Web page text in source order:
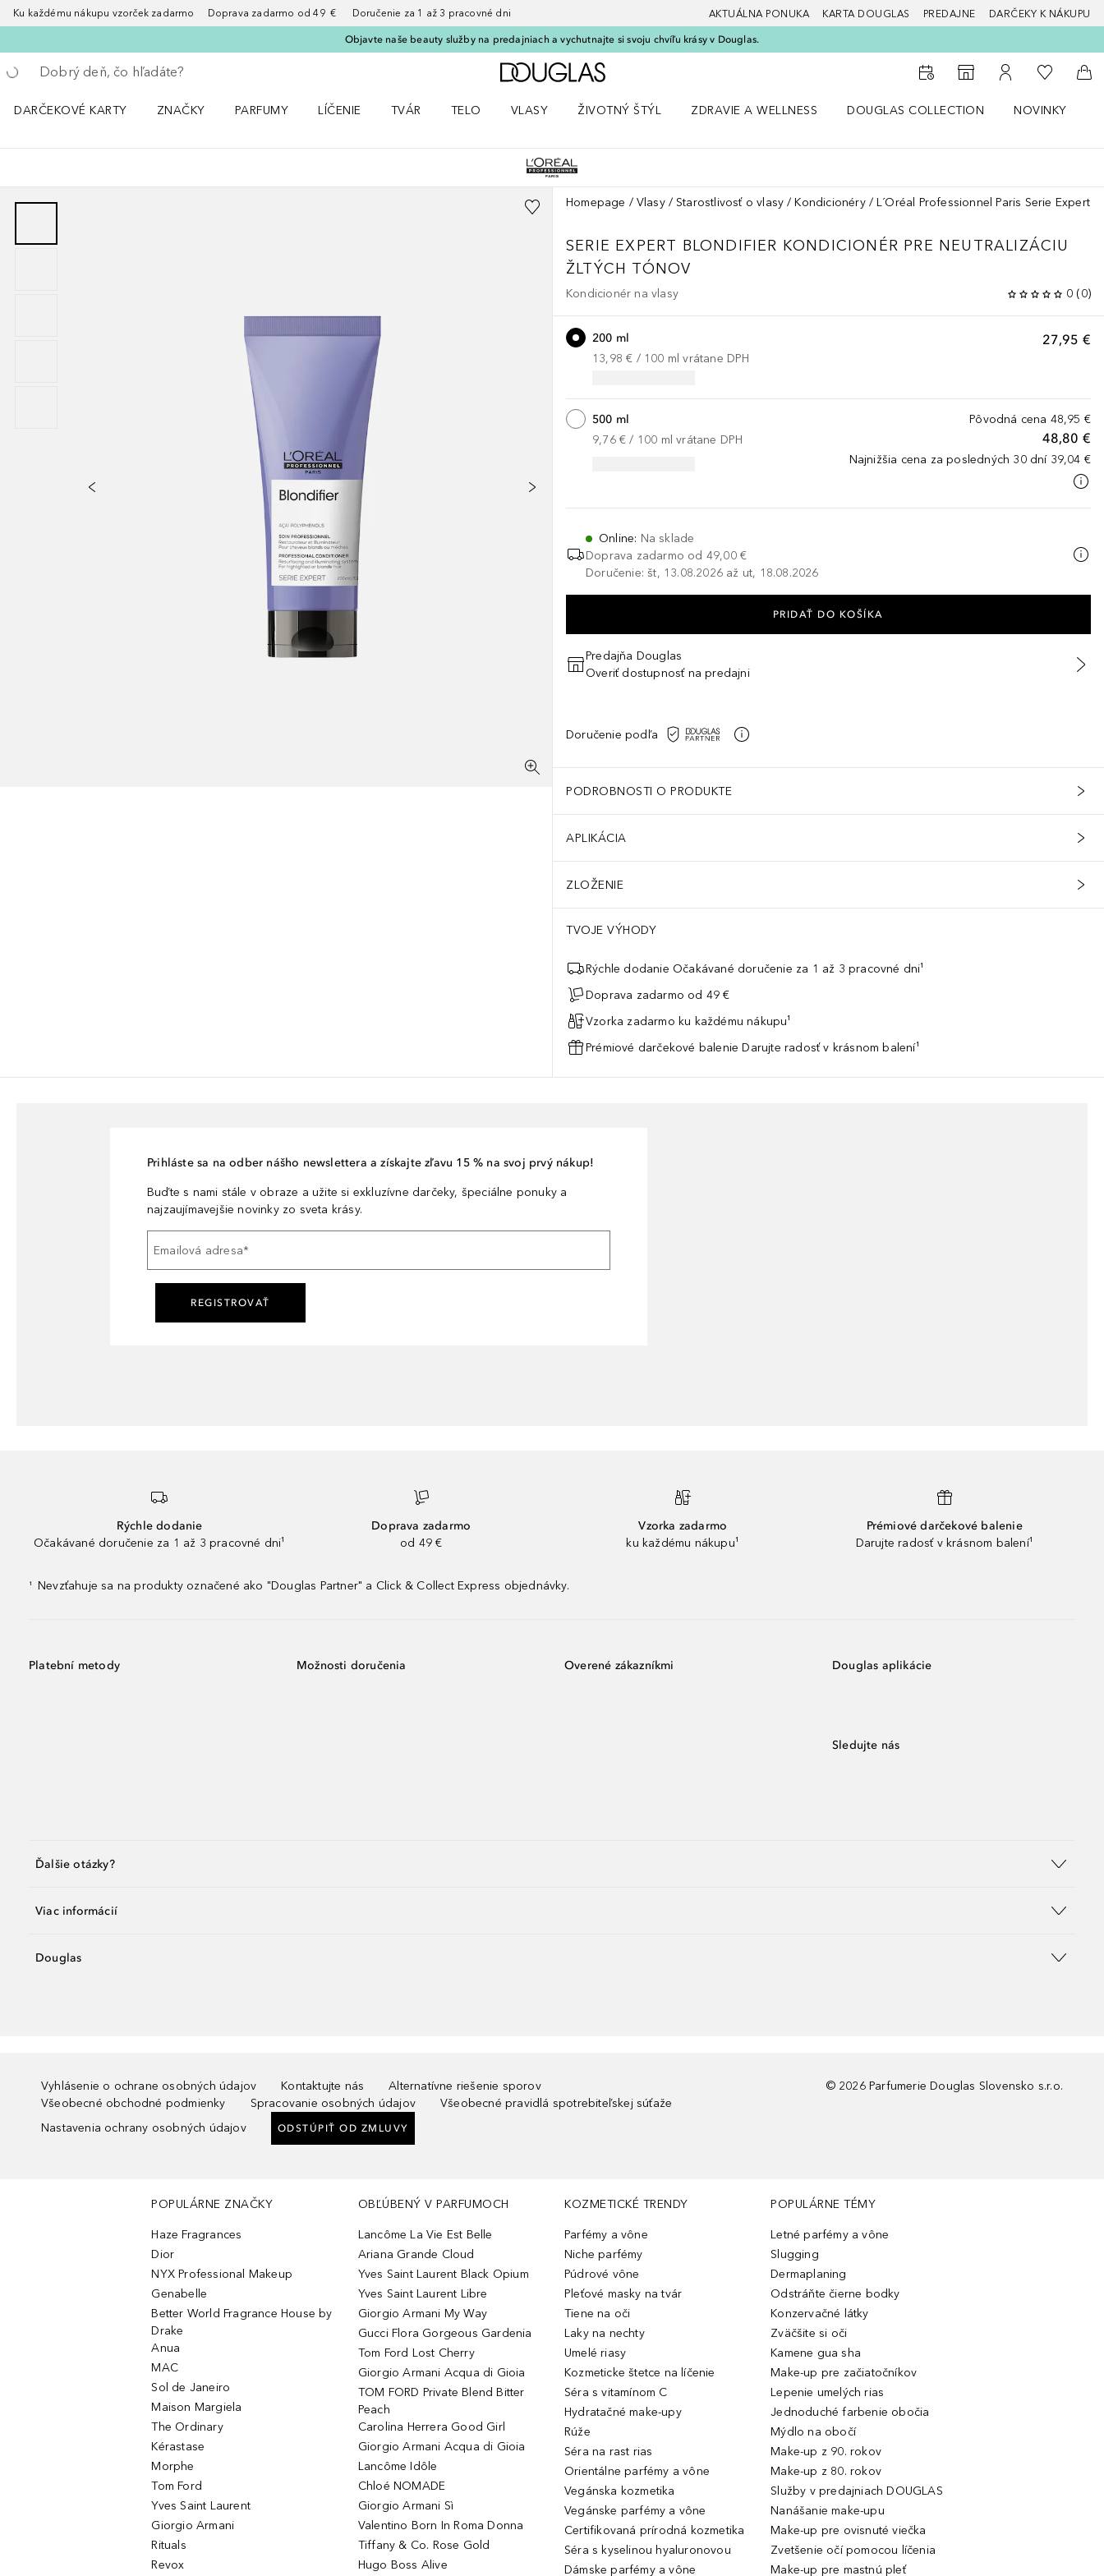
Ku každému nákupu vzorček zadarmo Doprava zadarmo od 49 € Doručenie za 1 až 3 pracovné dni AKTUÁLNA PONUKA KARTA DOUGLAS PREDAJNE DARČEKY K NÁKUPU
Objavte naše beauty služby na predajniach a vychutnajte si svoju chvíľu krásy v Douglas.
Choď späť
Vykonajte vyhľadávanie
Domov
Do vyhľadávača predajní
Do môjho účtu
Do môjho
Do
DARČEKOVÉ KARTY
ZNAČKY
PARFUMY
LÍČENIE
TVÁR
TELO
VLASY
ŽIVOTNÝ ŠTÝL
ZDRAVIE A WELLNESS
DOUGLAS COLLECTION
NOVINKY
Homepage Vlasy Starostlivosť o vlasy Kondicionéry L´Oréal Professionnel Paris Serie
SERIE EXPERT BLONDIFIER KONDICIONÉR PRE NEUTRALIZÁCIU
ŽLTÝCH TÓNOV
Kondicionér na vlasy 0 (0)
27,95 €
200 ml
13,98 € / 100 ml vrátane DPH
Pôvodná cena 48,95 €
48,80 €
Najnižšia cena za posledných 30 dní 39,04 €
500 ml
9,76 € / 100 ml vrátane DPH
Online: Na sklade
Doprava zadarmo od 49,00 €
Doručenie: št, 13.08.2026 až ut, 18.08.2026
PRIDAŤ DO KOŠÍKA
Predajňa Douglas
Overiť dostupnosť na predajni
Doručenie podľa
PODROBNOSTI O PRODUKTE
APLIKÁCIA
ZLOŽENIE
TVOJE VÝHODY
Rýchle dodanie Očakávané doručenie za 1 až 3 pracovné dni¹
Doprava zadarmo od 49 €
Vzorka zadarmo ku každému nákupu¹
Prémiové darčekové balenie Darujte radosť v krásnom balení¹
Prihláste sa na odber nášho newslettera a získajte zľavu 15 % na svoj prvý nákup!
Buďte s nami stále v obraze a užite si exkluzívne darčeky, špeciálne ponuky a
najzaujímavejšie novinky zo sveta krásy.
Emailová adresa*
REGISTROVAŤ
Rýchle dodanie
Očakávané doručenie za 1 až 3 pracovné dni¹
Doprava zadarmo
od 49 €
Vzorka zadarmo
ku každému nákupu¹
Prémiové darčekové balenie
Darujte radosť v krásnom balení¹
¹ Nevzťahuje sa na produkty označené ako "Douglas Partner" a Click & Collect Express objednávky.
Platební metody Možnosti doručenia Overené zákazníkmi Douglas aplikácie
Sledujte nás
Ďalšie otázky?
Viac informácií
Douglas
Vyhlásenie o ochrane osobných údajov Kontaktujte nás
Alternatívne riešenie sporov
Všeobecné obchodné podmienky
Spracovanie osobných údajov
Všeobecné pravidlá spotrebiteľskej súťaže
Nastavenia ochrany osobných údajov
ODSTÚPIŤ OD ZMLUVY
© 2026 Parfumerie Douglas Slovensko s.r.o.
POPULÁRNE ZNAČKY
Haze Fragrances
Dior
NYX Professional Makeup
Genabelle
Better World Fragrance House by
Drake
Anua
MAC
Sol de Janeiro
Maison Margiela
The Ordinary
Kérastase
Morphe
Tom Ford
Yves Saint Laurent
Giorgio Armani
Rituals
Revox
OBĽÚBENÝ V PARFUMOCH
Lancôme La Vie Est Belle
Ariana Grande Cloud
Yves Saint Laurent Black Opium
Yves Saint Laurent Libre
Giorgio Armani My Way
Gucci Flora Gorgeous Gardenia
Tom Ford Lost Cherry
Giorgio Armani Acqua di Gioia
TOM FORD Private Blend Bitter
Peach
Carolina Herrera Good Girl
Giorgio Armani Acqua di Gioia
Lancôme Idôle
Chloé NOMADE
Giorgio Armani Sì
Valentino Born In Roma Donna
Tiffany & Co. Rose Gold
Hugo Boss Alive
KOZMETICKÉ TRENDY
Parfémy a vône
Niche parfémy
Púdrové vône
Pleťové masky na tvár
Tiene na oči
Laky na nechty
Umelé riasy
Kozmeticke štetce na líčenie
Séra s vitamínom C
Hydratačné make-upy
Rúže
Séra na rast rias
Orientálne parfémy a vône
Vegánska kozmetika
Vegánske parfémy a vône
Certifikovaná prírodná kozmetika
Séra s kyselinou hyaluronovou
Dámske parfémy a vône
POPULÁRNE TÉMY
Letné parfémy a vône
Slugging
Dermaplaning
Odstráňte čierne bodky
Konzervačné látky
Zväčšite si oči
Kamene gua sha
Make-up pre začiatočníkov
Lepenie umelých rias
Jednoduché farbenie obočia
Mýdlo na obočí
Make-up z 90. rokov
Make-up z 80. rokov
Služby v predajniach DOUGLAS
Nanášanie make-upu
Make-up pre ovisnuté viečka
Zvetšenie očí pomocou líčenia
Make-up pre mastnú pleť